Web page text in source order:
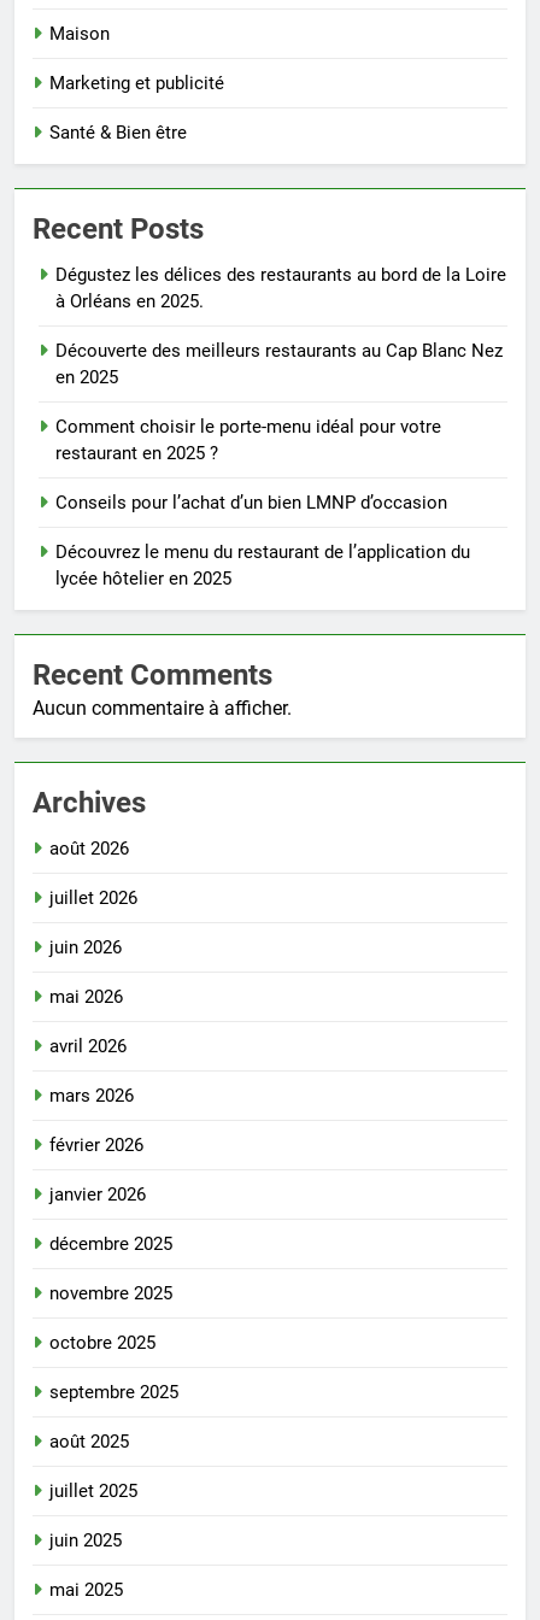
Maison
Marketing et publicité
Santé & Bien être
Recent Posts
Dégustez les délices des restaurants au bord de la Loire
à Orléans en 2025.
Découverte des meilleurs restaurants au Cap Blanc Nez
en 2025
Comment choisir le porte-menu idéal pour votre
restaurant en 2025 ?
Conseils pour l’achat d’un bien LMNP d’occasion
Découvrez le menu du restaurant de l’application du
lycée hôtelier en 2025
Recent Comments
Aucun commentaire à afficher.
Archives
août 2026
juillet 2026
juin 2026
mai 2026
avril 2026
mars 2026
février 2026
janvier 2026
décembre 2025
novembre 2025
octobre 2025
septembre 2025
août 2025
juillet 2025
juin 2025
mai 2025